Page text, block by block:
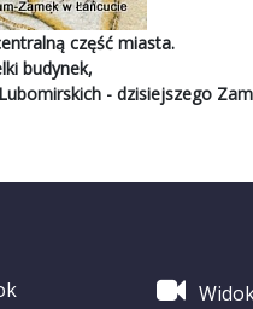
część miasta.
budynek,
- dzisiejszego